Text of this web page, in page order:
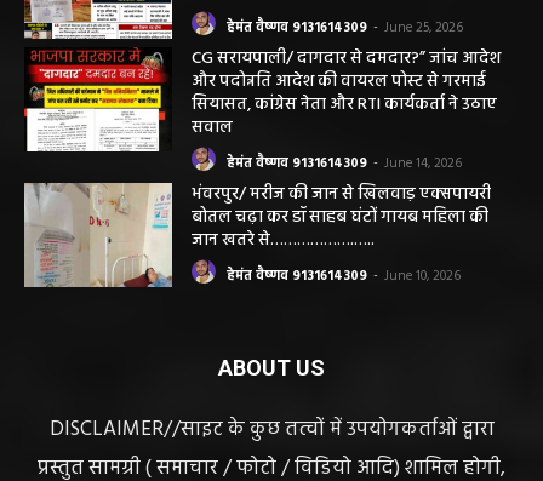
हेमंत वैष्णव 9131614309 June 25, 2026
CG सरायपाली/ दागदार से दमदार?” जांच आदेश
और पदोन्नति आदेश की वायरल पोस्ट से गरमाई
सियासत, कांग्रेस नेता और RTI कार्यकर्ता ने उठाए
सवाल
हेमंत वैष्णव 9131614309 June 14, 2026
भंवरपुर/ मरीज की जान से खिलवाड़ एक्सपायरी
बोतल चढ़ा कर डॉ साहब घंटों गायब महिला की
जान खतरे से……………….…..
हेमंत वैष्णव 9131614309 June 10, 2026
ABOUT US
DISCLAIMER//साइट के कुछ तत्वों में उपयोगकर्ताओं द्वारा
प्रस्तुत सामग्री ( समाचार / फोटो / विडियो आदि) शामिल होगी,